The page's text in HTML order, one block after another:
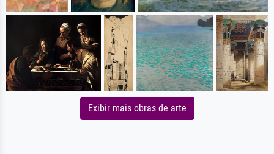
Exibir mais obras de arte